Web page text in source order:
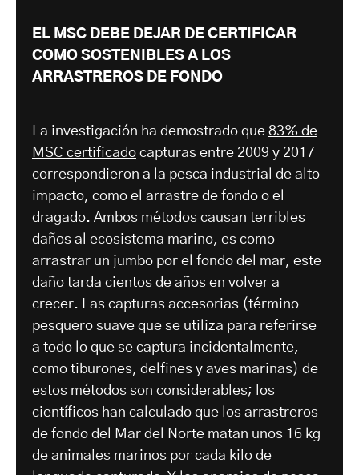
EL MSC DEBE DEJAR DE CERTIFICAR
COMO SOSTENIBLES A LOS
ARRASTREROS DE FONDO
La investigación ha demostrado que 83% de
MSC certificado capturas entre 2009 y 2017
correspondieron a la pesca industrial de alto
impacto, como el arrastre de fondo o el
dragado. Ambos métodos causan terribles
daños al ecosistema marino, es como
arrastrar un jumbo por el fondo del mar, este
daño tarda cientos de años en volver a
crecer. Las capturas accesorias (término
pesquero suave que se utiliza para referirse
a todo lo que se captura incidentalmente,
como tiburones, delfines y aves marinas) de
estos métodos son considerables; los
científicos han calculado que los arrastreros
de fondo del Mar del Norte matan unos 16 kg
de animales marinos por cada kilo de